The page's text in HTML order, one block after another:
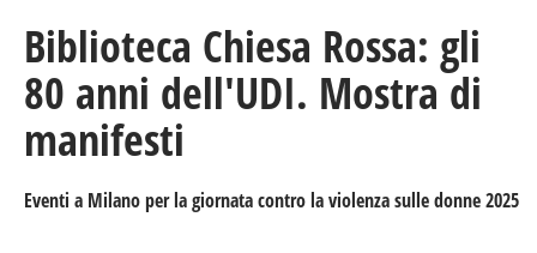
Biblioteca Chiesa Rossa: gli
80 anni dell'UDI. Mostra di
manifesti
Eventi a Milano per la giornata contro la violenza sulle donne 2025